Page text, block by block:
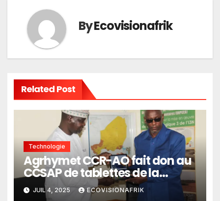
ByEcovisionafrik
Related Post
Technologie
Agrhymet CCR-AO fait don au
CCSAP de tablettes de la
modernisation
JUIL 4, 2025 ECOVISIONAFRIK